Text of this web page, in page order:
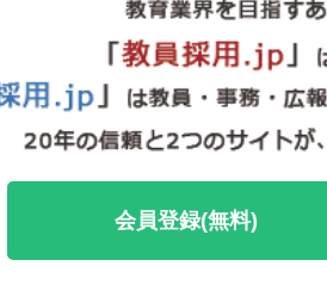
会員登録(無料)